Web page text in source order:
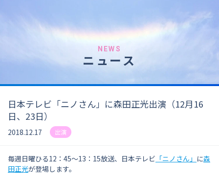
NEWS
ニュース
日本テレビ「ニノさん」に森田正光出演（12月16
日、23日）
2018.12.17 出演
毎週日曜ひる12：45～13：15放送、日本テレビ 「ニノさん」 に森
田正光が登場します。